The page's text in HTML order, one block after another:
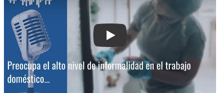
Play: Preocupa el alto nivel de